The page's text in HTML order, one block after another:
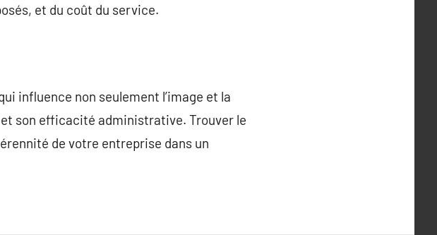
et du coût du service.
influence non seulement l’image et la
son efficacité administrative. Trouver le
de votre entreprise dans un